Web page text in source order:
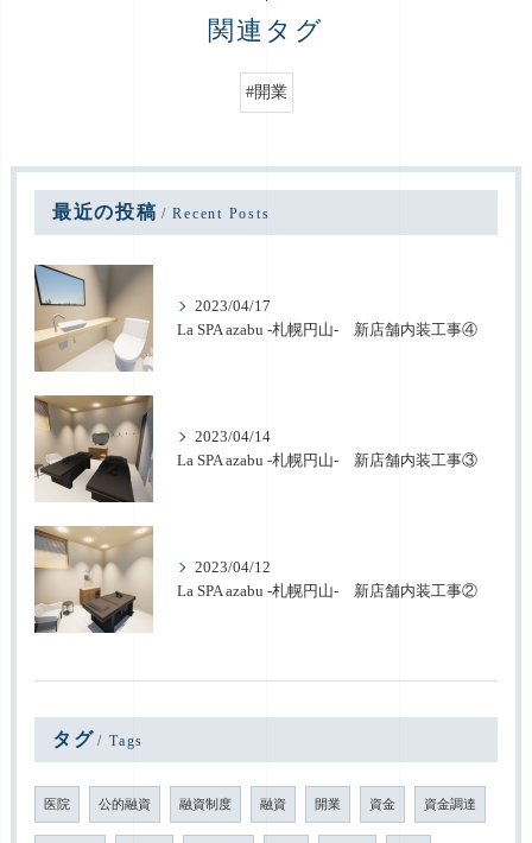
関連タグ
#開業
最近の投稿 Recent Posts
2023/04/17
La SPA azabu -札幌円山- 新店舗内装工事④
2023/04/14
La SPA azabu -札幌円山- 新店舗内装工事③
2023/04/12
La SPA azabu -札幌円山- 新店舗内装工事②
タグ Tags
医院 公的融資 融資制度 融資 開業 資金 資金調達